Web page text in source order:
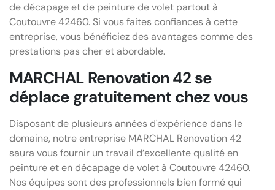
de décapage et de peinture de volet partout à
Coutouvre 42460. Si vous faites confiances à cette
entreprise, vous bénéficiez des avantages comme des
prestations pas cher et abordable.
MARCHAL Renovation 42 se
déplace gratuitement chez vous
Disposant de plusieurs années d'expérience dans le
domaine, notre entreprise MARCHAL Renovation 42
saura vous fournir un travail d’excellente qualité en
peinture et en décapage de volet à Coutouvre 42460.
Nos équipes sont des professionnels bien formé qui